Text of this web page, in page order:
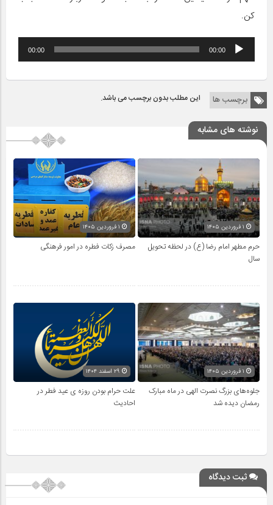
کن.
پخش‌کننده
صوت
00:00
00:00
برچسب ها این مطلب بدون برچسب می باشد.
نوشته های مشابه
حرم مطهر امام رضا (ع) در لحظه تحویل
سال
مصرف زکات فطره در امور فرهنگی
جلوه‌های بزرگ نصرت الهی در ماه مبارک
رمضان دیده شد
علت حرام بودن روزه ی عید فطر در
احادیث
ثبت دیدگاه